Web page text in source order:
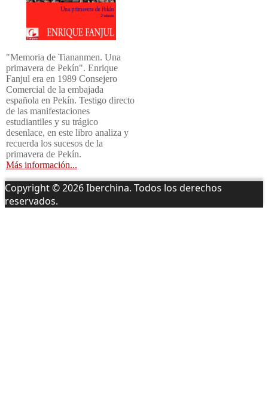
"Memoria de Tiananmen. Una
primavera de Pekín". Enrique
Fanjul era en 1989 Consejero
Comercial de la embajada
española en Pekín. Testigo directo
de las manifestaciones
estudiantiles y su trágico
desenlace, en este libro analiza y
recuerda los sucesos de la
primavera de Pekín.
Más información...
Copyright © 2026 Iberchina. Todos los derechos
reservados.